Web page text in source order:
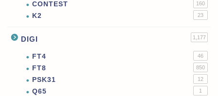
CONTEST 160
K2 23
DIGI 1,177
FT4 46
FT8 850
PSK31 12
Q65 1